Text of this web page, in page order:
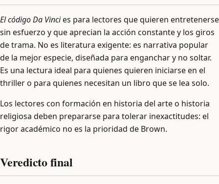
El código Da Vincies para lectores que quieren entretenerse
sin esfuerzo y que aprecian la acción constante y los giros
de trama. No es literatura exigente: es narrativa popular
de la mejor especie, diseñada para enganchar y no soltar.
Es una lectura ideal para quienes quieren iniciarse en el
thriller o para quienes necesitan un libro que se lea solo.
Los lectores con formación en historia del arte o historia
religiosa deben prepararse para tolerar inexactitudes: el
rigor académico no es la prioridad de Brown.
Veredicto final